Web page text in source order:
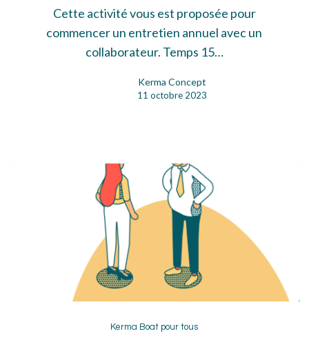
Cette activité vous est proposée pour
commencer un entretien annuel avec un
collaborateur. Temps 15…
Kerma Concept
11 octobre 2023
Boat
Kerma Boat pour tous